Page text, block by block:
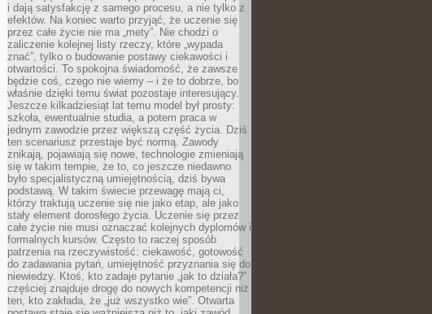
i dają satysfakcję z samego procesu, a nie tylko z
efektów. Na koniec warto przyjąć, że uczenie się
przez całe życie nie ma „mety”. Nie chodzi o
zaliczenie kolejnej listy rzeczy, które „wypada
znać”, tylko o budowanie postawy ciekawości i
otwartości. To spokojna świadomość, że zawsze
będzie coś, czego nie wiemy – i że to dobrze, bo
właśnie dzięki temu świat pozostaje interesujący.
Jeszcze kilkadziesiąt lat temu model był prosty:
szkoła, ewentualnie studia, a potem praca w
jednym zawodzie przez większą część życia. Dziś
ten scenariusz przestaje być normą. Zawody
znikają, pojawiają się nowe, technologie zmieniają
się w takim tempie, że to, co jeszcze niedawno
było specjalistyczną umiejętnością, dziś bywa
podstawą. W takim świecie przewagę mają ci,
którzy traktują uczenie się nie jako etap, ale jako
stały element dorosłego życia. Uczenie się przez
całe życie nie musi oznaczać kolejnych dyplomów i
formalnych kursów. Często to raczej sposób
patrzenia na rzeczywistość: ciekawość, gotowość
do zadawania pytań, umiejętność przyznania się do
niewiedzy. Ktoś, kto zadaje pytanie „jak to działa?”
częściej znajduje drogę do nowych kompetencji niż
ten, kto zakłada, że „już wszystko wie”. Otwarta